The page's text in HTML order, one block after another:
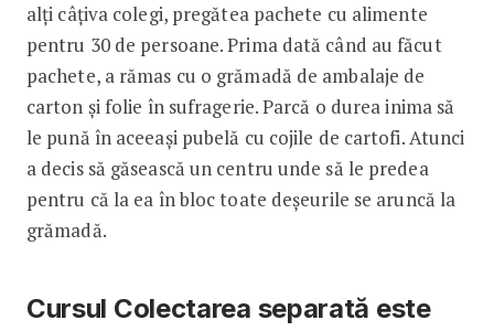
alți câțiva colegi, pregătea pachete cu alimente
pentru 30 de persoane. Prima dată când au făcut
pachete, a rămas cu o grămadă de ambalaje de
carton și folie în sufragerie. Parcă o durea inima să
le pună în aceeași pubelă cu cojile de cartofi. Atunci
a decis să găsească un centru unde să le predea
pentru că la ea în bloc toate deșeurile se aruncă la
grămadă.
Cursul Colectarea separată este